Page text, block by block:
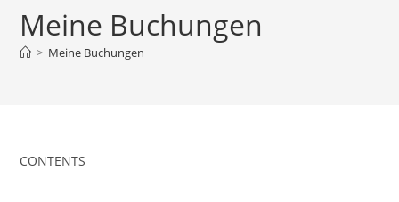
Meine Buchungen
> Meine Buchungen
CONTENTS